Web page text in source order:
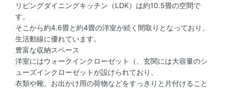
リビングダイニングキッチン（LDK）は約10.5畳の空間で
す。
そこから約4.6畳と約4畳の洋室が続く間取りとなっており、
生活動線に優れています。
豊富な収納スペース
洋室にはウォークインクローゼット（、玄関には大容量のシ
ューズインクローゼットが設けられており、
衣類や靴、お出かけ用の荷物などをすっきりと片付けること